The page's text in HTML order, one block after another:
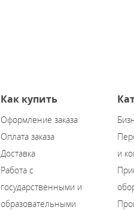
Как купить
Оформление заказа
Оплата заказа
Доставка
Работа с
государственными и
образовательными
и